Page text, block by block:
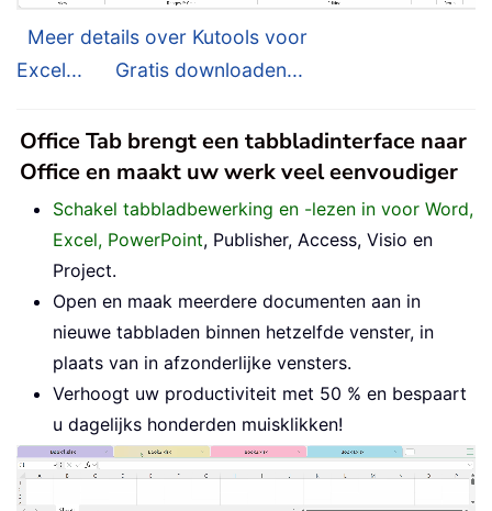
Meer details over Kutools voor
Excel...
Gratis downloaden...
Office Tab brengt een tabbladinterface naar
Office en maakt uw werk veel eenvoudiger
Schakel tabbladbewerking en -lezen in voor Word,
Excel, PowerPoint, Publisher, Access, Visio en
Project.
Open en maak meerdere documenten aan in
nieuwe tabbladen binnen hetzelfde venster, in
plaats van in afzonderlijke vensters.
Verhoogt uw productiviteit met 50 % en bespaart
u dagelijks honderden muisklikken!